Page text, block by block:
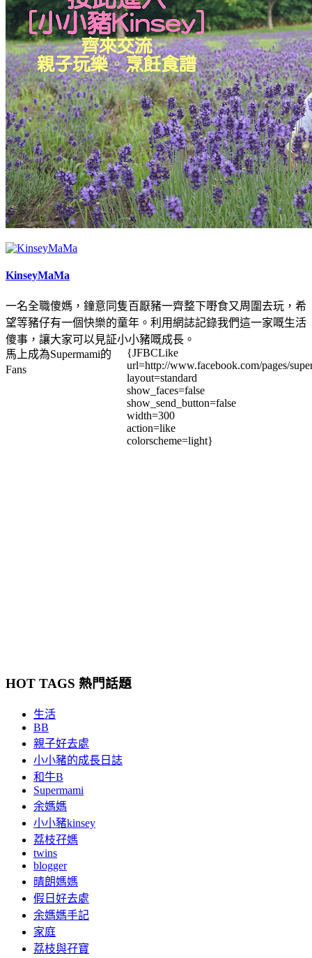
KinseyMaMa
一名全職傻媽，鐘意同隻百厭豬一齊整下嘢食又周圍去玩，希
望等豬仔有一個快樂的童年。利用網誌記錄我們這一家嘅生活
傻事，讓大家可以見証小小豬嘅成長。
馬上成為Supermami的
Fans
{JFBCLike
url=http://www.facebook.com/pages/
layout=standard
show_faces=false
show_send_button=false
width=300
action=like
colorscheme=light}
HOT TAGS 熱門話題
生活
BB
親子好去處
小小豬的成長日誌
和牛B
Supermami
余媽媽
小小豬kinsey
荔枝孖媽
twins
blogger
晴朗媽媽
假日好去處
余媽媽手記
家庭
荔枝與孖寶